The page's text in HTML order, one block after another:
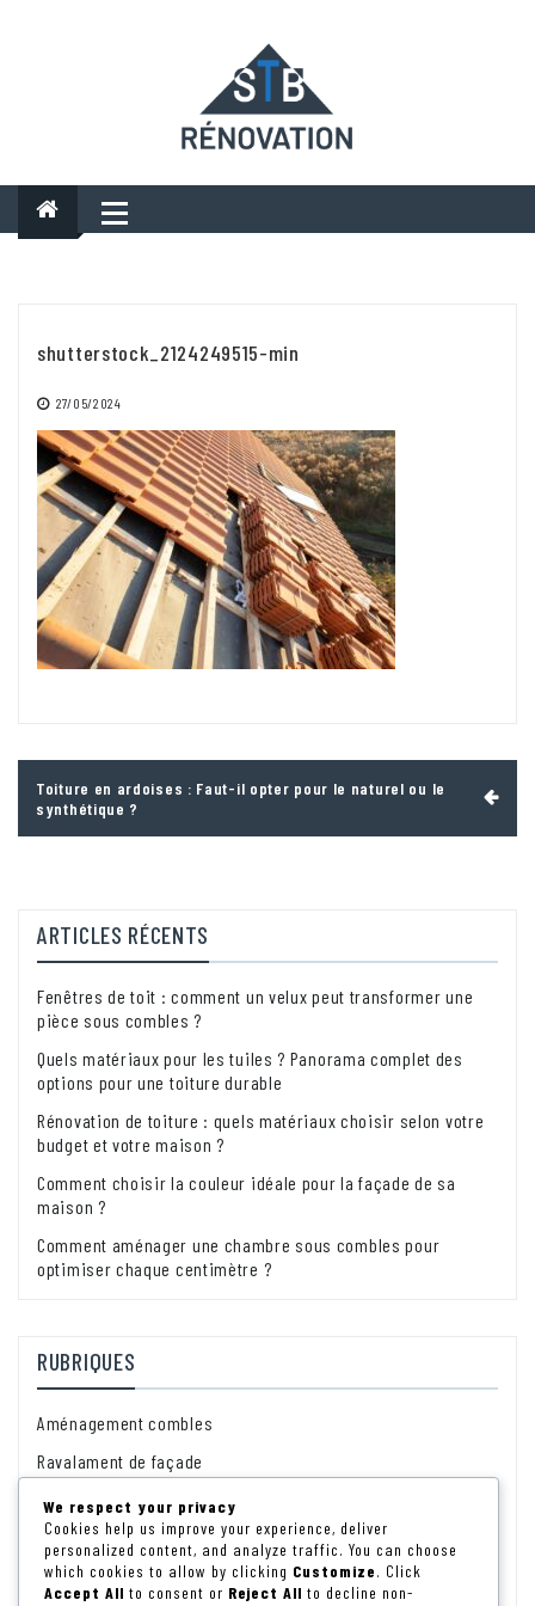
shutterstock_2124249515-min
27/05/2024
de
l’article
Toiture en ardoises : Faut-il opter pour le naturel ou le
synthétique ?
ARTICLES RÉCENTS
Fenêtres de toit : comment un velux peut transformer une
pièce sous combles ?
Quels matériaux pour les tuiles ? Panorama complet des
options pour une toiture durable
Rénovation de toiture : quels matériaux choisir selon votre
budget et votre maison ?
Comment choisir la couleur idéale pour la façade de sa
maison ?
Comment aménager une chambre sous combles pour
optimiser chaque centimètre ?
RUBRIQUES
Aménagement combles
Ravalament de façade
Rénovation énérgétique
Rénovation intérieure
Rénovation toiture
We respect your privacy
Cookies help us improve your experience, deliver
personalized content, and analyze traffic. You can choose
which cookies to allow by clicking Customize. Click
Accept All to consent or Reject All to decline non-